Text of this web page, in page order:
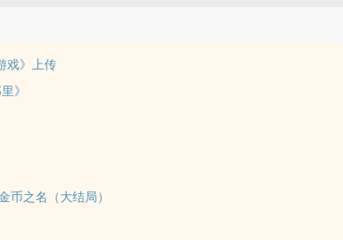
戏》上传
》
币之名（大结局）